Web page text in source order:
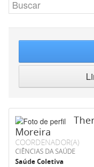
Moreira
COORDENADOR(A)
CIÊNCIAS DA SAÚDE
Saúde Coletiva